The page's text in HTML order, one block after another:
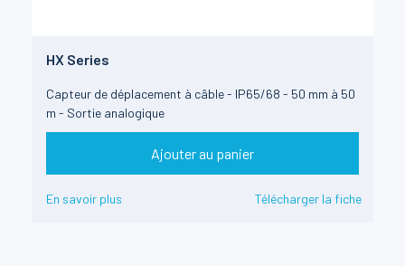
HX Series
Capteur de déplacement à câble - IP65/68 - 50 mm à 50
m - Sortie analogique
Ajouter au panier
En savoir plus Télécharger la fiche